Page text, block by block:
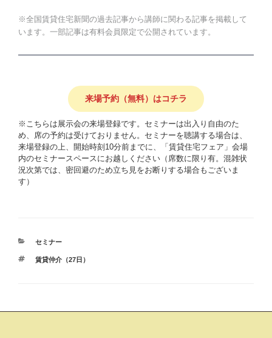
※全国賃貸住宅新聞の過去記事から講師に関わる記事を掲載して
います。一部記事は有料会員限定で公開されています。
来場予約（無料）はコチラ
※こちらは展示会の来場登録です。セミナーは出入り自由のた
め、席の予約は受けておりません。セミナーを聴講する場合は、
来場登録の上、開始時刻10分前までに、「賃貸住宅フェア」会場
内のセミナースペースにお越しください（席数に限り有。混雑状
況次第では、密回避のため立ち見をお断りする場合もございま
す）
カ
ゴ
セミナー
タ
賃貸仲介（27日）